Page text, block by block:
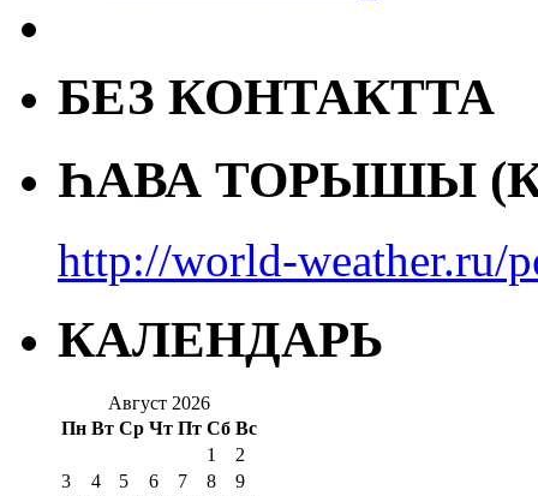
БЕЗ КОНТАКТТА
ҺАВА ТОРЫШЫ
http://world-weather.ru/
КАЛЕНДАРЬ
Август 2026
Пн Вт Ср Чт Пт Сб Вс
1
2
3
4 5 6 7 8
9